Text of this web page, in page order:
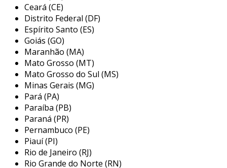
principais aplicações dos abrasivos
para inox
os abrasivos para inox têm uma ampla gama de
aplicações em diversas indústrias. eles são
utilizados na fabricação de utensílios
domésticos, equipamentos industriais e até em
ambientes hospitalares e alimentícios, onde a
higiene é primordial.
utensílios de cozinha:
usados para polir panelas, talheres e
equipamentos de inox, garantindo não
apenas uma aparência atraente, mas
Ceará (CE)
Distrito Federal (DF)
Espírito Santo (ES)
Goiás (GO)
Maranhão (MA)
Mato Grosso (MT)
Mato Grosso do Sul (MS)
Minas Gerais (MG)
Pará (PA)
Paraíba (PB)
Paraná (PR)
Pernambuco (PE)
Piauí (PI)
Rio de Janeiro (RJ)
Rio Grande do Norte (RN)